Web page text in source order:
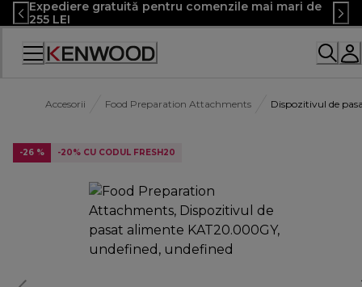
Skip
to
Content
Expediere gratuită pentru comenzile mai mari de
255 LEI
Declarație
accesibilitate
Accesorii Food Preparation Attachments Dispozitivul de
-26 % -20% CU CODUL FRESH20